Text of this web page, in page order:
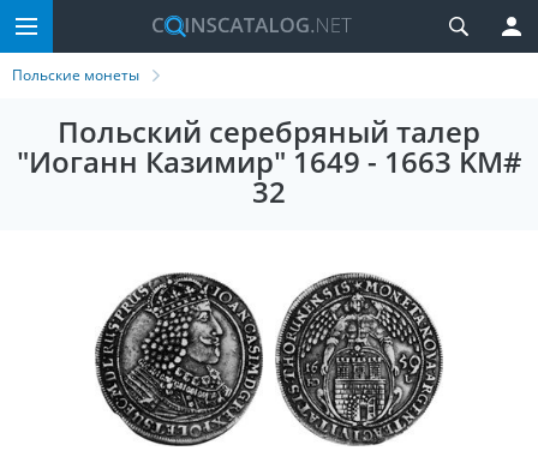
Польские монеты
Польский серебряный талер
"Иоганн Казимир" 1649 - 1663 KM#
32